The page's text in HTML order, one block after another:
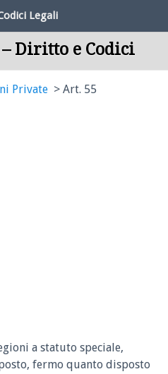
Legali
– Diritto e Codici
Private Art. 55
a statuto speciale,
fermo quanto disposto